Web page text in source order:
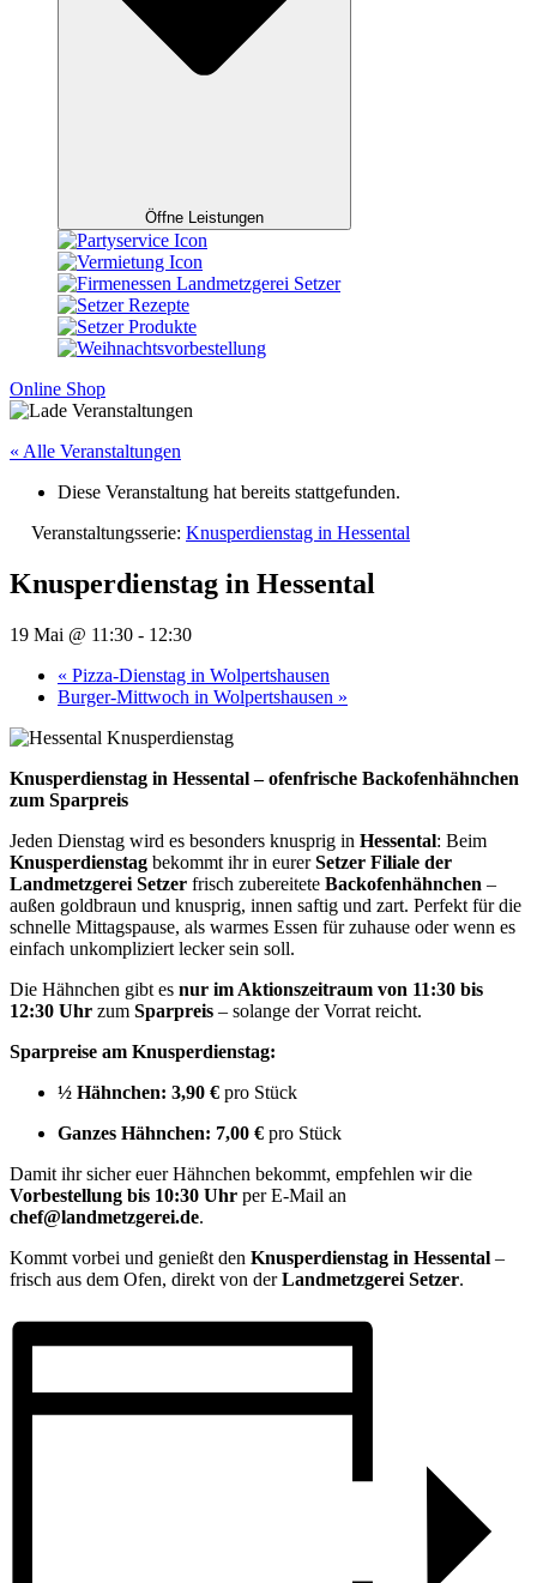
Öffne Leistungen
Online Shop
« Alle Veranstaltungen
Diese Veranstaltung hat bereits stattgefunden.
Veranstaltungsserie: Knusperdienstag in Hessental
Knusperdienstag in Hessental
19 Mai @ 11:30 - 12:30
« Pizza-Dienstag in Wolpertshausen
Burger-Mittwoch in Wolpertshausen »
Knusperdienstag in Hessental – ofenfrische Backofenhähnchen
zum Sparpreis
Jeden Dienstag wird es besonders knusprig in Hessental: Beim
Knusperdienstag bekommt ihr in eurerSetzer Filiale der
Landmetzgerei Setzer frisch zubereitete Backofenhähnchen –
außen goldbraun und knusprig, innen saftig und zart. Perfekt für die
schnelle Mittagspause, als warmes Essen für zuhause oder wenn es
einfach unkompliziert lecker sein soll.
Die Hähnchen gibt es nur im Aktionszeitraum von 11:30 bis
12:30 Uhr zum Sparpreis – solange der Vorrat reicht.
Sparpreise am Knusperdienstag:
½ Hähnchen: 3,90 € pro Stück
Ganzes Hähnchen: 7,00 € pro Stück
Damit ihr sicher euer Hähnchen bekommt, empfehlen wir die
Vorbestellung bis 10:30 Uhr per E-Mail an
chef@landmetzgerei.de.
Kommt vorbei und genießt den Knusperdienstag in Hessental –
frisch aus dem Ofen, direkt von derLandmetzgerei Setzer.